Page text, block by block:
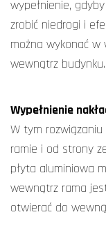
wypełnienie,
zrobić niedrogi i
można wykonać
wewnątrz budynku.
Wypełnienie
W tym
ramie i od strony
płyta aluminiowa
wewnątrz rama
otwierać do